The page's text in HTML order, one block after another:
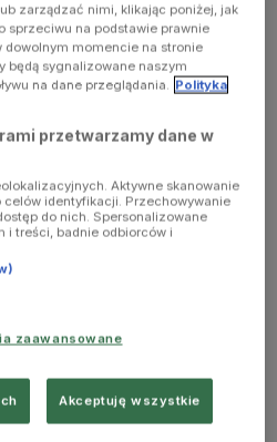
oraz Teatru Atelier, którego
galę, czyli finał II etapu
lat, spotykając się w Atelier ze
Tak jest i tym razem.
transmitujemy z Teatru
zarządzać nimi, klikając poniżej, jak
sprzeciwu na podstawie prawnie
momencie na stronie
będą sygnalizowane naszym
na dane przeglądania. Polityka
przetwarzamy dane w
Aktywne skanowanie
identyfikacji. Przechowywanie
do nich. Spersonalizowane
i treści, badnie odbiorców i
zaawansowane
Akceptuję wszystkie